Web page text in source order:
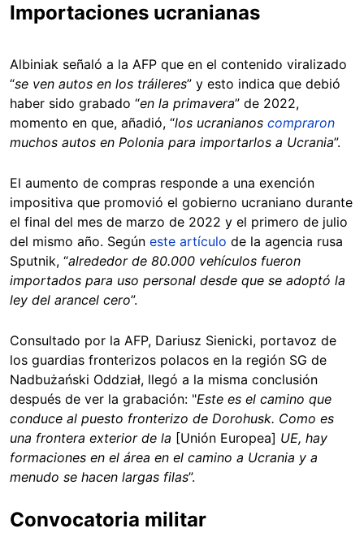
Importaciones ucranianas
Albiniak señaló a la AFP que en el contenido viralizado
“se ven autos en los tráileres” y esto indica que debió
haber sido grabado “en la primavera” de 2022,
momento en que, añadió, “los ucranianos compraron
muchos autos en Polonia para importarlos a Ucrania”.
El aumento de compras responde a una exención
impositiva que promovió el gobierno ucraniano durante
el final del mes de marzo de 2022 y el primero de julio
del mismo año. Según este artículo de la agencia rusa
Sputnik, “alrededor de 80.000 vehículos fueron
importados para uso personal desde que se adoptó la
ley del arancel cero”.
Consultado por la AFP, Dariusz Sienicki, portavoz de
los guardias fronterizos polacos en la región SG de
Nadbużański Oddział, llegó a la misma conclusión
después de ver la grabación: "Este es el camino que
conduce al puesto fronterizo de Dorohusk. Como es
una frontera exterior de la [Unión Europea] UE, hay
formaciones en el área en el camino a Ucrania y a
menudo se hacen largas filas”.
Convocatoria militar